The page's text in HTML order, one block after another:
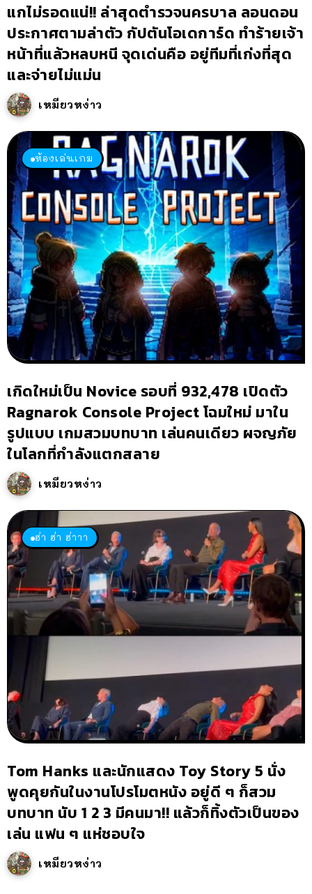
แกไม่รอดแน่!! ล่าสุดตำรวจนครบาล ลอนดอน
ประกาศตามล่าตัว กัปตันโอเดการ์ด ทำร้ายเจ้า
หน้าที่แล้วหลบหนี จุดเด่นคือ อยู่ทีมที่เก่งที่สุด
และจ่ายไม่แม่น
เหมียวหง่าว
ห้องเล่นเกม
เกิดใหม่เป็น Novice รอบที่ 932,478 เปิดตัว
Ragnarok Console Project โฉมใหม่ มาใน
รูปแบบ เกมสวมบทบาท เล่นคนเดียว ผจญภัย
ในโลกที่กำลังแตกสลาย
เหมียวหง่าว
ฮ่า ฮ่า ฮ่าาา
Tom Hanks และนักแสดง Toy Story 5 นั่ง
พูดคุยกันในงานโปรโมตหนัง อยู่ดี ๆ ก็สวม
บทบาท นับ 1 2 3 มีคนมา!! แล้วก็ทิ้งตัวเป็นของ
เล่น แฟน ๆ แห่ชอบใจ
เหมียวหง่าว